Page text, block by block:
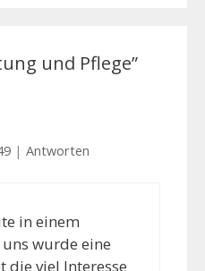
und Pflege”
| Antworten
in einem
wurde eine
die viel Interesse